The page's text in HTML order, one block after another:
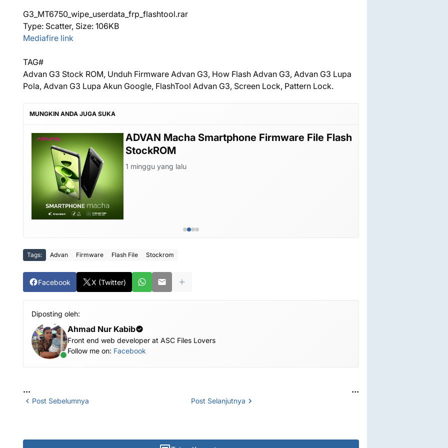
G3_MT6750_wipe_userdata_frp_flashtool.rar
Type: Scatter, Size: 106KB
Mediafire link
TAG#
Advan G3 Stock ROM, Unduh Firmware Advan G3, How Flash Advan G3, Advan G3 Lupa
Pola, Advan G3 Lupa Akun Google, FlashTool Advan G3, Screen Lock, Pattern Lock.
MUNGKIN ANDA JUGA SUKA
ADVAN Macha Smartphone Firmware File Flash
StockROM
1 minggu yang lalu
Tags: Advan Firmware Flash File Stockrom
Facebook X (Twitter)
Diposting oleh:
Ahmad Nur Kabib
Front end web developer at ASC Files Lovers
Follow me on: Facebook
...
Post Sebelumnya
...
Post Selanjutnya